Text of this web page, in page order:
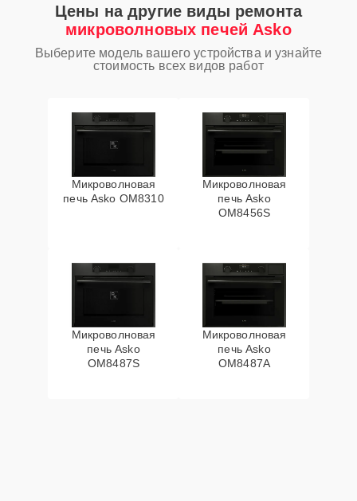
Цены на другие виды ремонта
микроволновых печей Asko
Выберите модель вашего устройства и узнайте
стоимость всех видов работ
Микроволновая
печь Asko OM8310
Микроволновая
печь Asko
OM8456S
Микроволновая
печь Asko
OM8487S
Микроволновая
печь Asko
OM8487A